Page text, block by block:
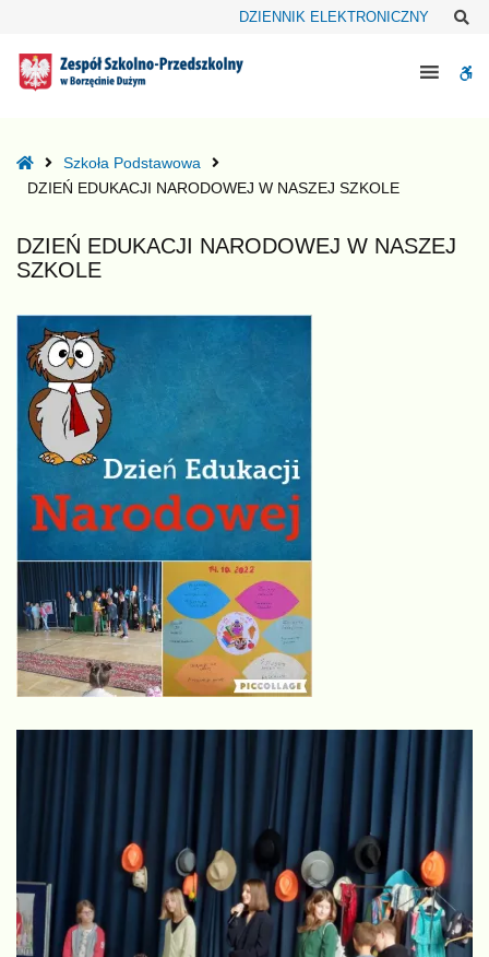
EDUKACJI
NARODOWEJ
SZKOLE
DZIENNIK ELEKTRONICZNY
HomeSzkoła Podstawowa
DZIEŃ EDUKACJI NARODOWEJ W NASZEJ SZKOLE
DZIEŃ EDUKACJI NARODOWEJ W NASZEJ
SZKOLE